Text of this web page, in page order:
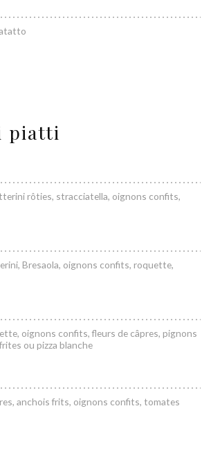
piatti
rôties, stracciatella, oignons confits,
Bresaola, oignons confits, roquette,
oignons confits, fleurs de câpres, pignons
ou pizza blanche
anchois frits, oignons confits, tomates